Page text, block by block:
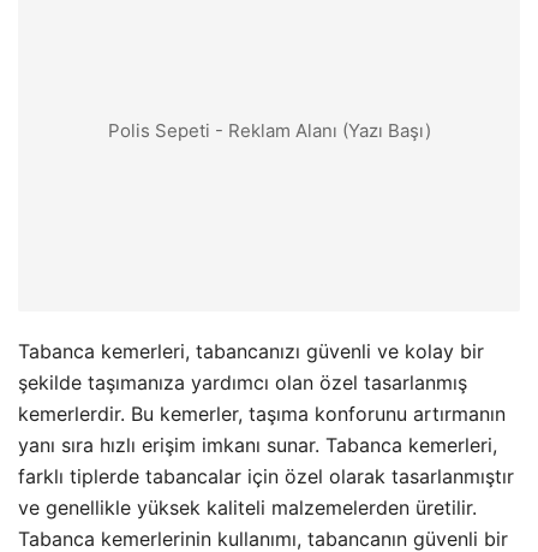
Polis Sepeti - Reklam Alanı (Yazı Başı)
Tabanca kemerleri, tabancanızı güvenli ve kolay bir
şekilde taşımanıza yardımcı olan özel tasarlanmış
kemerlerdir. Bu kemerler, taşıma konforunu artırmanın
yanı sıra hızlı erişim imkanı sunar. Tabanca kemerleri,
farklı tiplerde tabancalar için özel olarak tasarlanmıştır
ve genellikle yüksek kaliteli malzemelerden üretilir.
Tabanca kemerlerinin kullanımı, tabancanın güvenli bir